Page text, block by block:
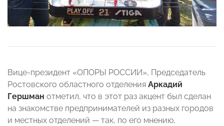
Вице-президент «ОПОРЫ РОССИИ», Председатель
Ростовского областного отделения Аркадий
Гершман отметил, что в этот раз акцент был сделан
на знакомстве предпринимателей из разных городов
и местных отделений — так, по его мнению,